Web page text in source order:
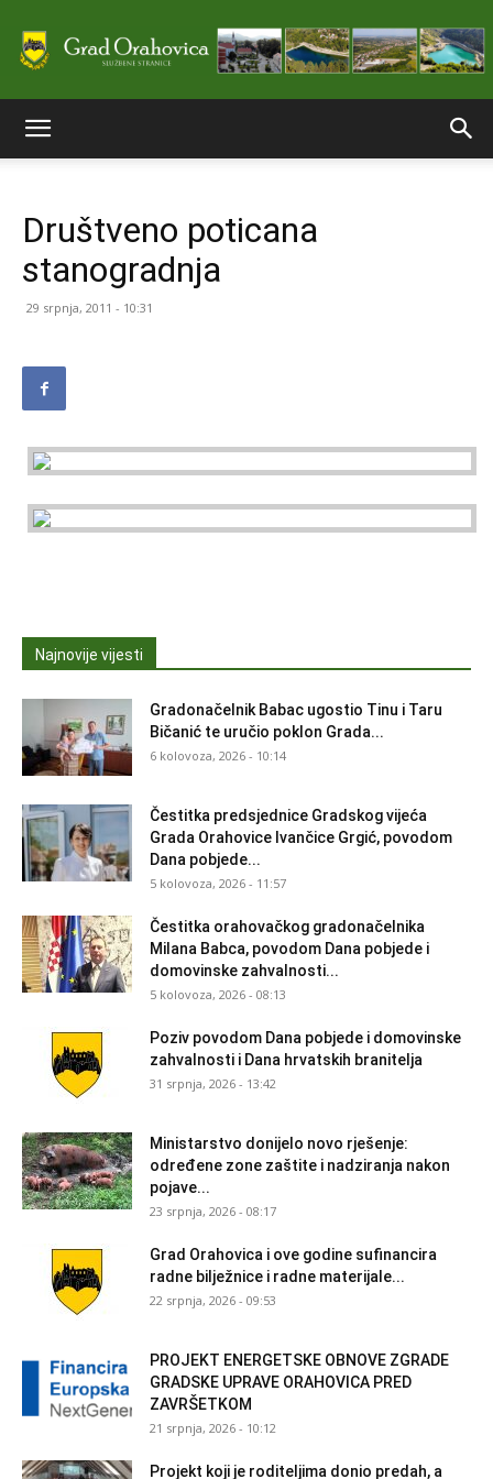
stranice
Društveno poticana
stanogradnja
29 srpnja, 2011 - 10:31
Najnovije vijesti
Gradonačelnik Babac ugostio Tinu i Taru
Bičanić te uručio poklon Grada...
6 kolovoza, 2026 - 10:14
Čestitka predsjednice Gradskog vijeća
Grada Orahovice Ivančice Grgić, povodom
Dana pobjede...
5 kolovoza, 2026 - 11:57
Čestitka orahovačkog gradonačelnika
Milana Babca, povodom Dana pobjede i
domovinske zahvalnosti...
5 kolovoza, 2026 - 08:13
Poziv povodom Dana pobjede i domovinske
zahvalnosti i Dana hrvatskih branitelja
31 srpnja, 2026 - 13:42
Ministarstvo donijelo novo rješenje:
određene zone zaštite i nadziranja nakon
pojave...
23 srpnja, 2026 - 08:17
Grad Orahovica i ove godine sufinancira
radne bilježnice i radne materijale...
22 srpnja, 2026 - 09:53
PROJEKT ENERGETSKE OBNOVE ZGRADE
GRADSKE UPRAVE ORAHOVICA PRED
ZAVRŠETKOM
21 srpnja, 2026 - 10:12
Projekt koji je roditeljima donio predah, a